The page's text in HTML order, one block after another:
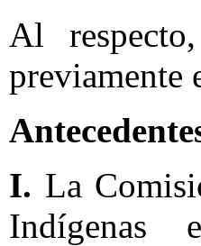
Al
previamente
I. La
Indígenas